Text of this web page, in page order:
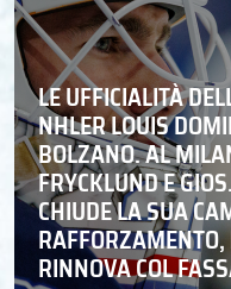
LE UFFICIALITÀ
NHLER LOUIS
BOLZANO. AL
FRYCKLUND E
CHIUDE LA SUA
RINNOVA COL